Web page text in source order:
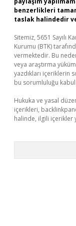
benzerlikleri
taslak halindedir
Sitemiz, 5651 Sayılı
Kurumu (BTK)
vermektedir. Bu
veya araştırma
yazdıkları içeriklerin
bu sorumluluğu kabul
Hukuka ve yasal
içerikleri,
halinde, ilgili içerikler